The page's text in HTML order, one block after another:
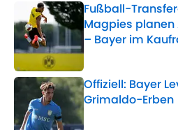
Fußball-
Magpies planen
– Bayer im
Published by on
Offiziell: Bayer
Grimaldo-Erben
Published by on